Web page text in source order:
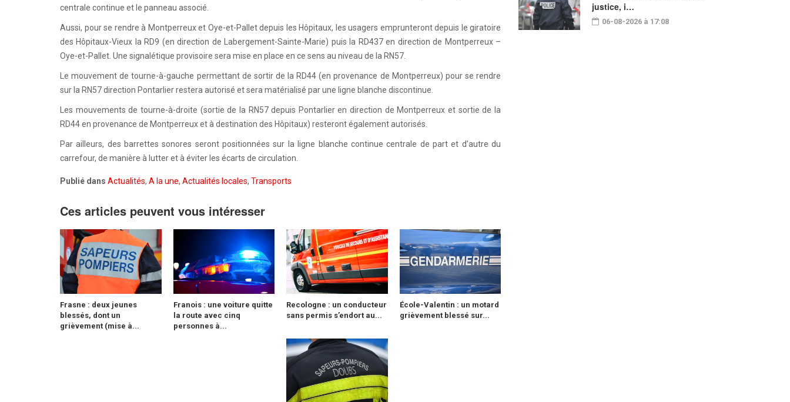
centrale continue et le panneau associé.
Aussi, pour se rendre à Montperreux et Oye-et-Pallet depuis les Hôpitaux, les usagers emprunteront depuis le giratoire
des Hôpitaux-Vieux la RD9 (en direction de Labergement-Sainte-Marie) puis la RD437 en direction de Montperreux –
Oye-et-Pallet. Une signalétique provisoire sera mise en place en ce sens au niveau de la RN57.
Le mouvement de tourne-à-gauche permettant de sortir de la RD44 (en provenance de Montperreux) pour se rendre
sur la RN57 direction Pontarlier restera autorisé et sera matérialisé par une ligne blanche discontinue.
Les mouvements de tourne-à-droite (sortie de la RN57 depuis Pontarlier en direction de Montperreux et sortie de la
RD44 en provenance de Montperreux et à destination des Hôpitaux) resteront également autorisés.
Par ailleurs, des barrettes sonores seront positionnées sur la ligne blanche continue centrale de part et d’autre du
carrefour, de manière à lutter et à éviter les écarts de circulation.
Publié dans Actualités, A la une, Actualités locales, Transports
Ces articles peuvent vous intéresser
Frasne : deux jeunes
blessés, dont un
grièvement (mise à...
Franois : une voiture quitte
la route avec cinq
personnes à...
Recologne : un conducteur
sans permis s’endort au...
École-Valentin : un motard
grièvement blessé sur...
justice, i…
06-08-2026 à 17:08